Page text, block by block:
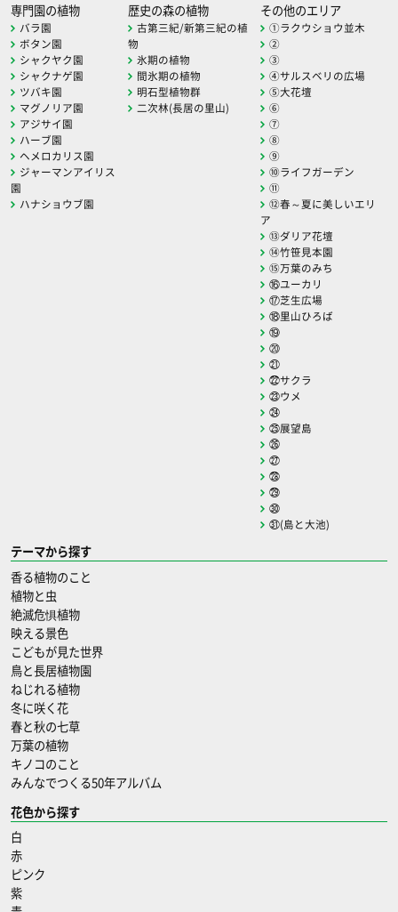
専門園の植物
バラ園
ボタン園
シャクヤク園
シャクナゲ園
ツバキ園
マグノリア園
アジサイ園
ハーブ園
ヘメロカリス園
ジャーマンアイリス
園
ハナショウブ園
歴史の森の植物
古第三紀/新第三紀の植
物
氷期の植物
間氷期の植物
明石型植物群
二次林(長居の里山)
その他のエリア
①ラクウショウ並木
②
③
④サルスベリの広場
⑤大花壇
⑥
⑦
⑧
⑨
⑩ライフガーデン
⑪
⑫春～夏に美しいエリ
ア
⑬ダリア花壇
⑭竹笹見本園
⑮万葉のみち
⑯ユーカリ
⑰芝生広場
⑱里山ひろば
⑲
⑳
㉑
㉒サクラ
㉓ウメ
㉔
㉕展望島
㉖
㉗
㉘
㉙
㉚
㉛(島と大池)
テーマから探す
香る植物のこと
植物と虫
絶滅危惧植物
映える景色
こどもが見た世界
鳥と長居植物園
ねじれる植物
冬に咲く花
春と秋の七草
万葉の植物
キノコのこと
みんなでつくる50年アルバム
花色から探す
白
赤
ピンク
紫